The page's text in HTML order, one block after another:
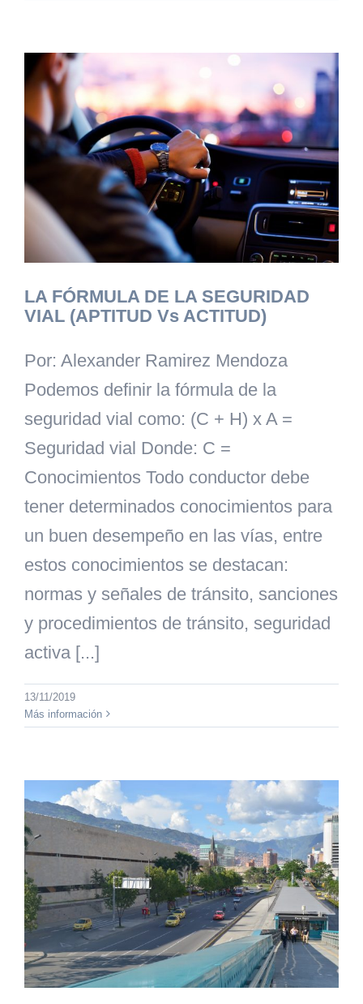
LA FÓRMULA DE LA SEGURIDAD
VIAL (APTITUD Vs ACTITUD)
Por: Alexander Ramirez Mendoza
Podemos definir la fórmula de la
seguridad vial como: (C + H) x A =
Seguridad vial Donde: C =
Conocimientos Todo conductor debe
tener determinados conocimientos para
un buen desempeño en las vías, entre
estos conocimientos se destacan:
normas y señales de tránsito, sanciones
y procedimientos de tránsito, seguridad
activa [...]
13/11/2019
Más información